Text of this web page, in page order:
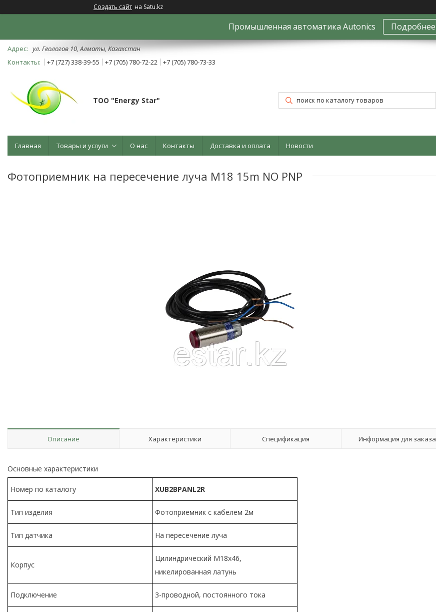
Создать сайт на Satu.kz
Промышленная автоматика Autonics Подробнее
ул. Геологов 10, Алматы, Казахстан
+7 (727) 338-39-55
+7 (705) 780-72-22 +7 (705) 780-73-33
ТОО "Energy Star"
Главная Товары и услуги О нас Контакты Доставка и оплата Новости
Фотоприемник на пересечение луча М18 15m NO PNP
Описание Характеристики Спецификация Информация для заказа
Основные характеристики
Номер по каталогу XUB2BPANL2R
Тип изделия Фотоприемник с кабелем 2м
Тип датчика На пересечение луча
Корпус
Цилиндрический М18х46,
никелированная латунь
Подключение 3-проводной, постоянного тока